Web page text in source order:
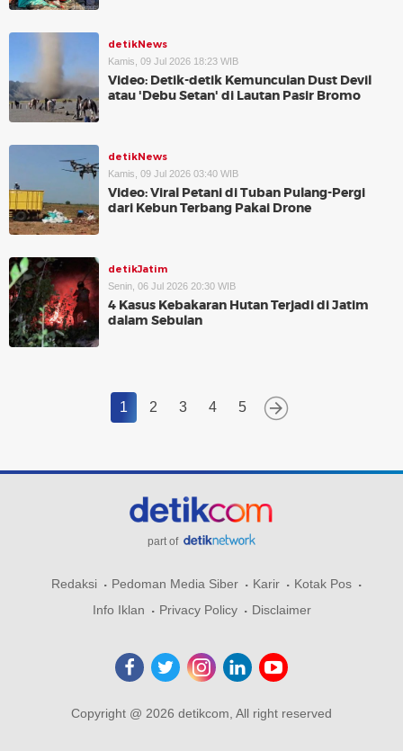
detikNews
Kamis, 09 Jul 2026 18:23 WIB
Video: Detik-detik Kemunculan Dust Devil
atau 'Debu Setan' di Lautan Pasir Bromo
detikNews
Kamis, 09 Jul 2026 03:40 WIB
Video: Viral Petani di Tuban Pulang-Pergi
dari Kebun Terbang Pakai Drone
detikJatim
Senin, 06 Jul 2026 20:30 WIB
4 Kasus Kebakaran Hutan Terjadi di Jatim
dalam Sebulan
1 2 3 4 5
part of
Redaksi Pedoman Media Siber Karir
Kotak Pos
Info Iklan
Privacy Policy Disclaimer
Copyright @ 2026 detikcom, All right reserved